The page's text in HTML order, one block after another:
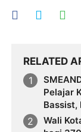
RELATED
Pelajar
Bassist,
Wali